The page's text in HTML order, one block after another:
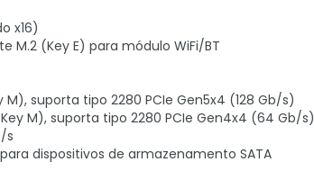
x16)
M.2 (Key E) para módulo WiFi/BT
M), suporta tipo 2280 PCIe Gen5x4 (128 Gb/s)
M), suporta tipo 2280 PCIe Gen4x4 (64 Gb/s)
s
para dispositivos de armazenamento SATA